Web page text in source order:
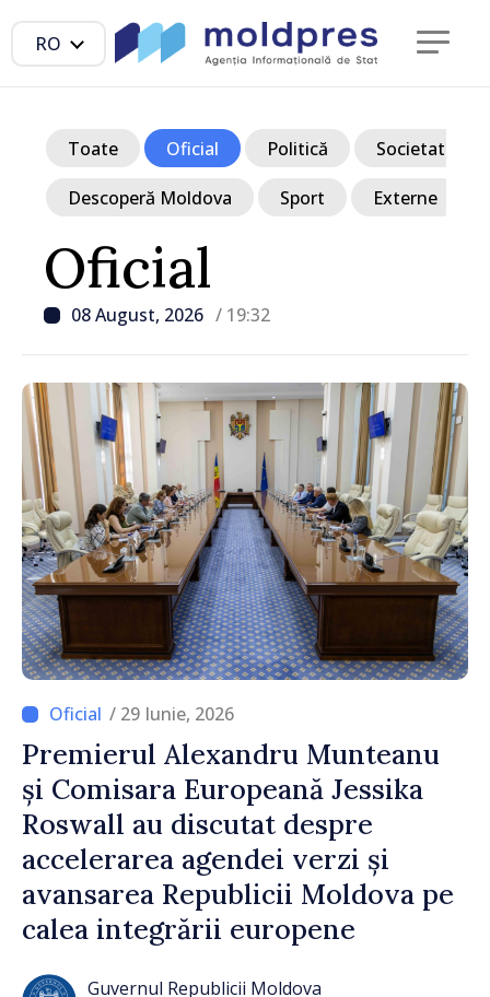
RO
Oficial
08 August, 2026 / 19:32
Toate Oficial Politică Societate
Descoperă Moldova Sport Externe
/ 29 Iunie, 2026
Premierul Alexandru Munteanu
și Comisara Europeană Jessika
Roswall au discutat despre
accelerarea agendei verzi și
avansarea Republicii Moldova pe
calea integrării europene
Guvernul Republicii Moldova